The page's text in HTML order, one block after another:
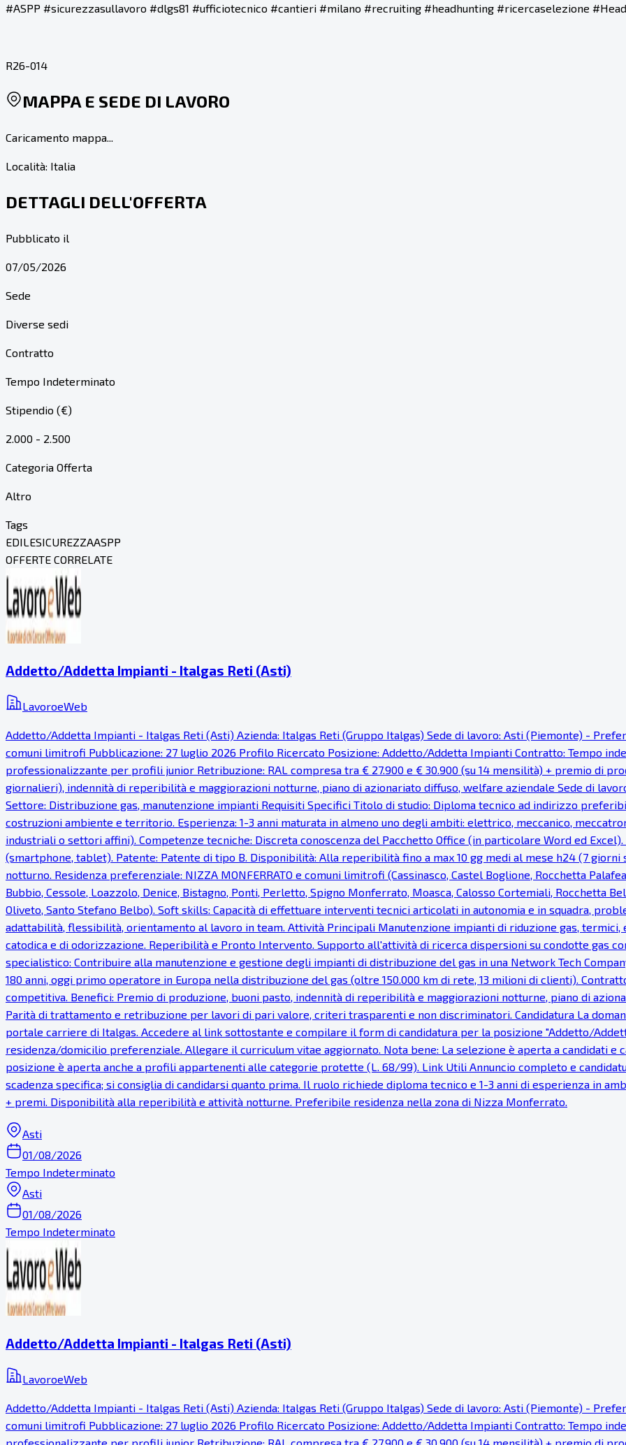
#ASPP #sicurezzasullavoro #dlgs81 #ufficiotecnico #cantieri #milano #recruiting #headhunting #ricercaselezione
R26-014
MAPPA E SEDE DI LAVORO
Caricamento mappa...
Località: Italia
DETTAGLI DELL'OFFERTA
Pubblicato il
07/05/2026
Sede
Diverse sedi
Contratto
Tempo Indeterminato
Stipendio (€)
2.000 - 2.500
Categoria Offerta
Altro
Tags
EDILESICUREZZAASPP
OFFERTE CORRELATE
Addetto/Addetta Impianti - Italgas Reti (Asti)
LavoroeWeb
Addetto/Addetta Impianti - Italgas Reti (Asti) Azienda: Italgas Reti (Gruppo Italgas) Sede di lavoro: Asti (Piemonte) -
comuni limitrofi Pubblicazione: 27 luglio 2026 Profilo Ricercato Posizione: Addetto/Addetta Impianti Contratto: Tempo
professionalizzante per profili junior Retribuzione: RAL compresa tra € 27.900 e € 30.900 (su 14 mensilità) + premio di
giornalieri), indennità di reperibilità e maggiorazioni notturne, piano di azionariato diffuso, welfare aziendale Sede di
Settore: Distribuzione gas, manutenzione impianti Requisiti Specifici Titolo di studio: Diploma tecnico ad indirizzo
costruzioni ambiente e territorio. Esperienza: 1-3 anni maturata in almeno uno degli ambiti: elettrico, meccanico,
industriali o settori affini). Competenze tecniche: Discreta conoscenza del Pacchetto Office (in particolare Word ed
(smartphone, tablet). Patente: Patente di tipo B. Disponibilità: Alla reperibilità fino a max 10 gg medi al mese h24 (7
notturno. Residenza preferenziale: NIZZA MONFERRATO e comuni limitrofi (Cassinasco, Castel Boglione, Rocchetta
Bubbio, Cessole, Loazzolo, Denice, Bistagno, Ponti, Perletto, Spigno Monferrato, Moasca, Calosso Cortemiali, Rocchetta
Oliveto, Santo Stefano Belbo). Soft skills: Capacità di effettuare interventi tecnici articolati in autonomia e in squadra,
adattabilità, flessibilità, orientamento al lavoro in team. Attività Principali Manutenzione impianti di riduzione gas,
catodica e di odorizzazione. Reperibilità e Pronto Intervento. Supporto all'attività di ricerca dispersioni su condotte gas
specialistico: Contribuire alla manutenzione e gestione degli impianti di distribuzione del gas in una Network Tech
180 anni, oggi primo operatore in Europa nella distribuzione del gas (oltre 150.000 km di rete, 13 milioni di clienti).
competitiva. Benefici: Premio di produzione, buoni pasto, indennità di reperibilità e maggiorazioni notturne, piano di
Parità di trattamento e retribuzione per lavori di pari valore, criteri trasparenti e non discriminatori. Candidatura La
portale carriere di Italgas. Accedere al link sottostante e compilare il form di candidatura per la posizione "Addetto/
residenza/domicilio preferenziale. Allegare il curriculum vitae aggiornato. Nota bene: La selezione è aperta a candidati e
posizione è aperta anche a profili appartenenti alle categorie protette (L. 68/99). Link Utili Annuncio completo e
scadenza specifica; si consiglia di candidarsi quanto prima. Il ruolo richiede diploma tecnico e 1-3 anni di esperienza in
+ premi. Disponibilità alla reperibilità e attività notturne. Preferibile residenza nella zona di Nizza Monferrato.
Asti
01/08/2026
Tempo Indeterminato
Asti
01/08/2026
Tempo Indeterminato
Addetto/Addetta Impianti - Italgas Reti (Asti)
LavoroeWeb
Addetto/Addetta Impianti - Italgas Reti (Asti) Azienda: Italgas Reti (Gruppo Italgas) Sede di lavoro: Asti (Piemonte) -
comuni limitrofi Pubblicazione: 27 luglio 2026 Profilo Ricercato Posizione: Addetto/Addetta Impianti Contratto: Tempo
professionalizzante per profili junior Retribuzione: RAL compresa tra € 27.900 e € 30.900 (su 14 mensilità) + premio di